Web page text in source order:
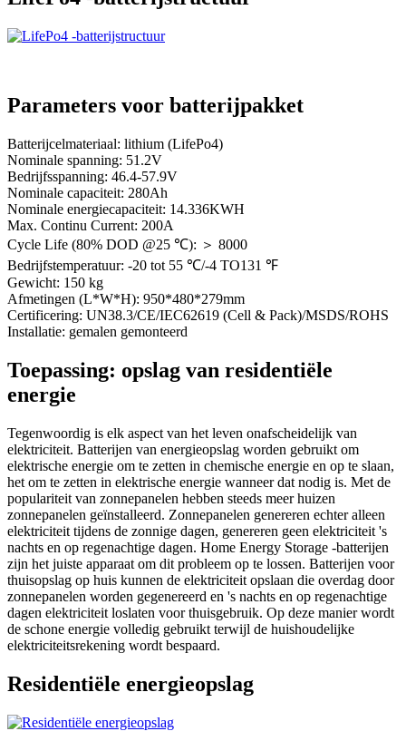
Parameters voor batterijpakket
Batterijcelmateriaal: lithium (LifePo4)
Nominale spanning: 51.2V
Bedrijfsspanning: 46.4-57.9V
Nominale capaciteit: 280Ah
Nominale energiecapaciteit: 14.336KWH
Max. Continu Current: 200A
Cycle Life (80% DOD @25 ℃): ＞ 8000
Bedrijfstemperatuur: -20 tot 55 ℃/-4 TO131 ℉
Gewicht: 150 kg
Afmetingen (L*W*H): 950*480*279mm
Certificering: UN38.3/CE/IEC62619 (Cell & Pack)/MSDS/ROHS
Installatie: gemalen gemonteerd
Toepassing: opslag van residentiële
energie
Tegenwoordig is elk aspect van het leven onafscheidelijk van
elektriciteit. Batterijen van energieopslag worden gebruikt om
elektrische energie om te zetten in chemische energie en op te slaan,
het om te zetten in elektrische energie wanneer dat nodig is. Met de
populariteit van zonnepanelen hebben steeds meer huizen
zonnepanelen geïnstalleerd. Zonnepanelen genereren echter alleen
elektriciteit tijdens de zonnige dagen, genereren geen elektriciteit 's
nachts en op regenachtige dagen. Home Energy Storage -batterijen
zijn het juiste apparaat om dit probleem op te lossen. Batterijen voor
thuisopslag op huis kunnen de elektriciteit opslaan die overdag door
zonnepanelen worden gegenereerd en 's nachts en op regenachtige
dagen elektriciteit loslaten voor thuisgebruik. Op deze manier wordt
de schone energie volledig gebruikt terwijl de huishoudelijke
elektriciteitsrekening wordt bespaard.
Residentiële energieopslag